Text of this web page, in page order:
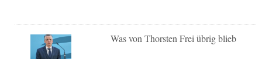
Was von Thorsten Frei übrig blieb